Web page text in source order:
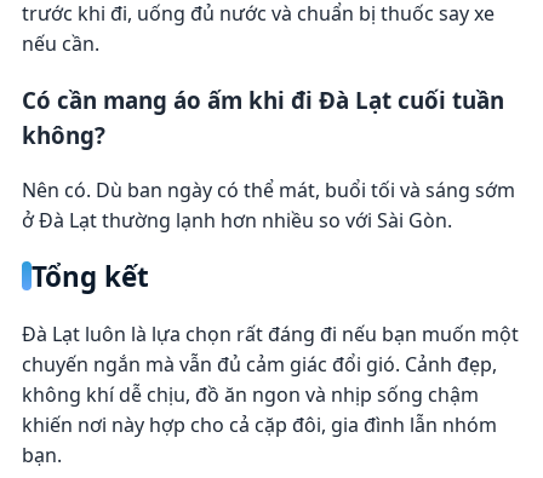
trước khi đi, uống đủ nước và chuẩn bị thuốc say xe
nếu cần.
Có cần mang áo ấm khi đi Đà Lạt cuối tuần
không?
Nên có. Dù ban ngày có thể mát, buổi tối và sáng sớm
ở Đà Lạt thường lạnh hơn nhiều so với Sài Gòn.
Tổng kết
Đà Lạt luôn là lựa chọn rất đáng đi nếu bạn muốn một
chuyến ngắn mà vẫn đủ cảm giác đổi gió. Cảnh đẹp,
không khí dễ chịu, đồ ăn ngon và nhịp sống chậm
khiến nơi này hợp cho cả cặp đôi, gia đình lẫn nhóm
bạn.